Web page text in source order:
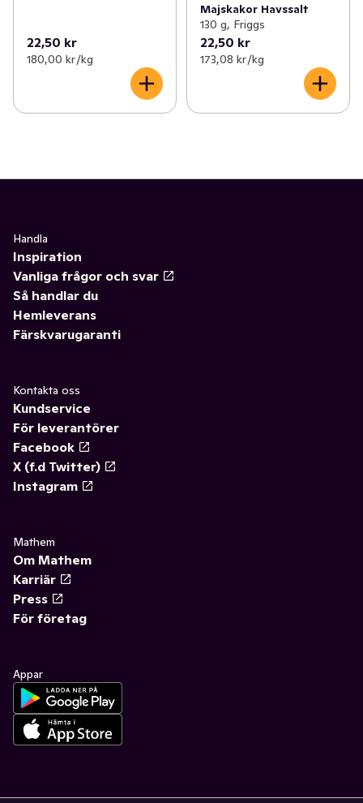
22,50 kr
180,00 kr /kg
Majskakor Havssalt
130 g, Friggs
22,50 kr
173,08 kr /kg
Handla
Inspiration
Vanliga frågor och svar
Så handlar du
Hemleverans
Färskvarugaranti
Kontakta oss
Kundservice
För leverantörer
Facebook
X (f.d Twitter)
Instagram
Mathem
Om Mathem
Karriär
Press
För företag
Appar